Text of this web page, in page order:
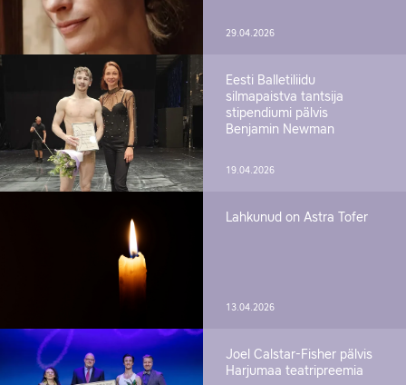
29.04.2026
Eesti Balletiliidu
silmapaistva tantsija
stipendiumi pälvis
Benjamin Newman
19.04.2026
Lahkunud on Astra Tofer
13.04.2026
Joel Calstar-Fisher pälvis
Harjumaa teatripreemia